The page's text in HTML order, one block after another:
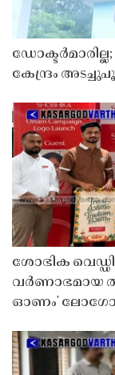
കേന്ദ്രം
ശോഭിക
വർണാഭമായ
ഓണം' ലോഗോ